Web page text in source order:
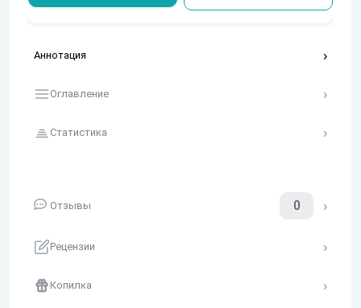
Аннотация
Оглавление
Статистика
Отзывы 0
Рецензии
Копилка